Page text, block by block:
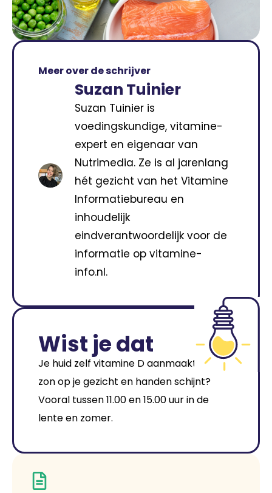
Meer over de schrijver
Suzan Tuinier
Suzan Tuinier is
voedingskundige, vitamine-
expert en eigenaar van
Nutrimedia. Ze is al jarenlang
hét gezicht van het Vitamine
Informatiebureau en
inhoudelijk
eindverantwoordelijk voor de
informatie op vitamine-
info.nl.
Wist je dat
Je huid zelf vitamine D aanmaakt als de
zon op je gezicht en handen schijnt?
Vooral tussen 11.00 en 15.00 uur in de
lente en zomer.